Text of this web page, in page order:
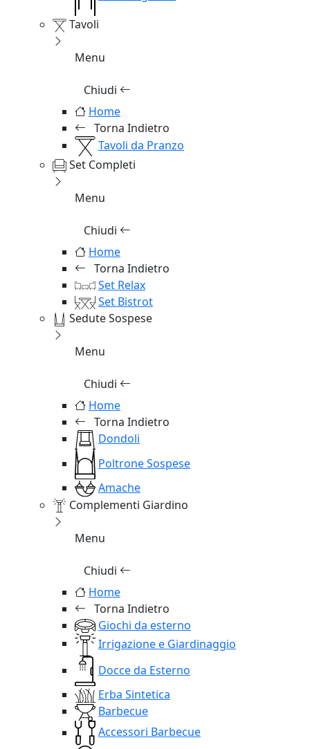
Tavoli
Menu
Chiudi
Home
Torna Indietro
Tavoli da Pranzo
Set Completi
Menu
Chiudi
Home
Torna Indietro
Set Relax
Set Bistrot
Sedute Sospese
Menu
Chiudi
Home
Torna Indietro
Dondoli
Poltrone Sospese
Amache
Complementi Giardino
Menu
Chiudi
Home
Torna Indietro
Giochi da esterno
Irrigazione e Giardinaggio
Docce da Esterno
Erba Sintetica
Barbecue
Accessori Barbecue